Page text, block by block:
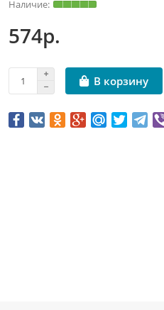
574р.
В корзину